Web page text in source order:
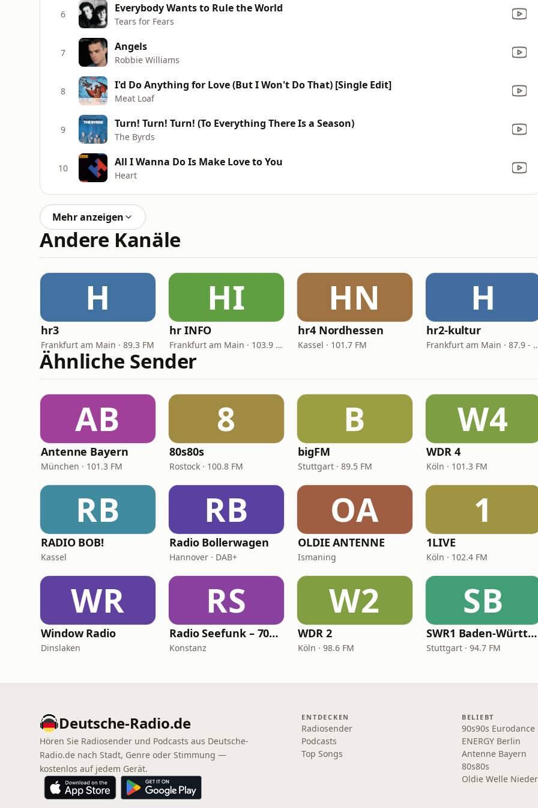
6 Everybody Wants to Rule the World
Tears for Fears
7 Angels
Robbie Williams
8 I'd Do Anything for Love (But I Won't Do That) [Single Edit]
Meat Loaf
9 Turn! Turn! Turn! (To Everything There Is a Season)
The Byrds
10 All I Wanna Do Is Make Love to You
Heart
Mehr anzeigen
Andere Kanäle
H
hr3
Frankfurt am Main · 89.3 FM
HI
hr INFO
Frankfurt am Main · 103.9 FM
HN
hr4 Nordhessen
Kassel · 101.7 FM
H
hr2-kultur
Frankfurt am
Ähnliche Sender
AB
Antenne Bayern
München · 101.3 FM
8
80s80s
Rostock · 100.8 FM
B
bigFM
Stuttgart · 89.5 FM
W4
WDR 4
Köln · 101.3 FM
RB
RADIO BOB!
Kassel
RB
Radio Bollerwagen
Hannover · DAB+
OA
OLDIE ANTENNE
Ismaning
1
1LIVE
Köln · 102.4 FM
WR
Window Radio
Dinslaken
RS
Radio Seefunk – 70er pur
Konstanz
W2
WDR 2
Köln · 98.6 FM
SB
SWR1 Baden-Württemberg
Stuttgart · 94.7 FM
Deutsche-Radio.de
Hören Sie Radiosender und Podcasts aus Deutsche-
Radio.de nach Stadt, Genre oder Stimmung —
kostenlos auf jedem Gerät.
ENTDECKEN
Radiosender
Podcasts
Top Songs
BELIEBT
90s90s Eurodance
ENERGY Berlin
Antenne Bayern
80s80s
Oldie Welle